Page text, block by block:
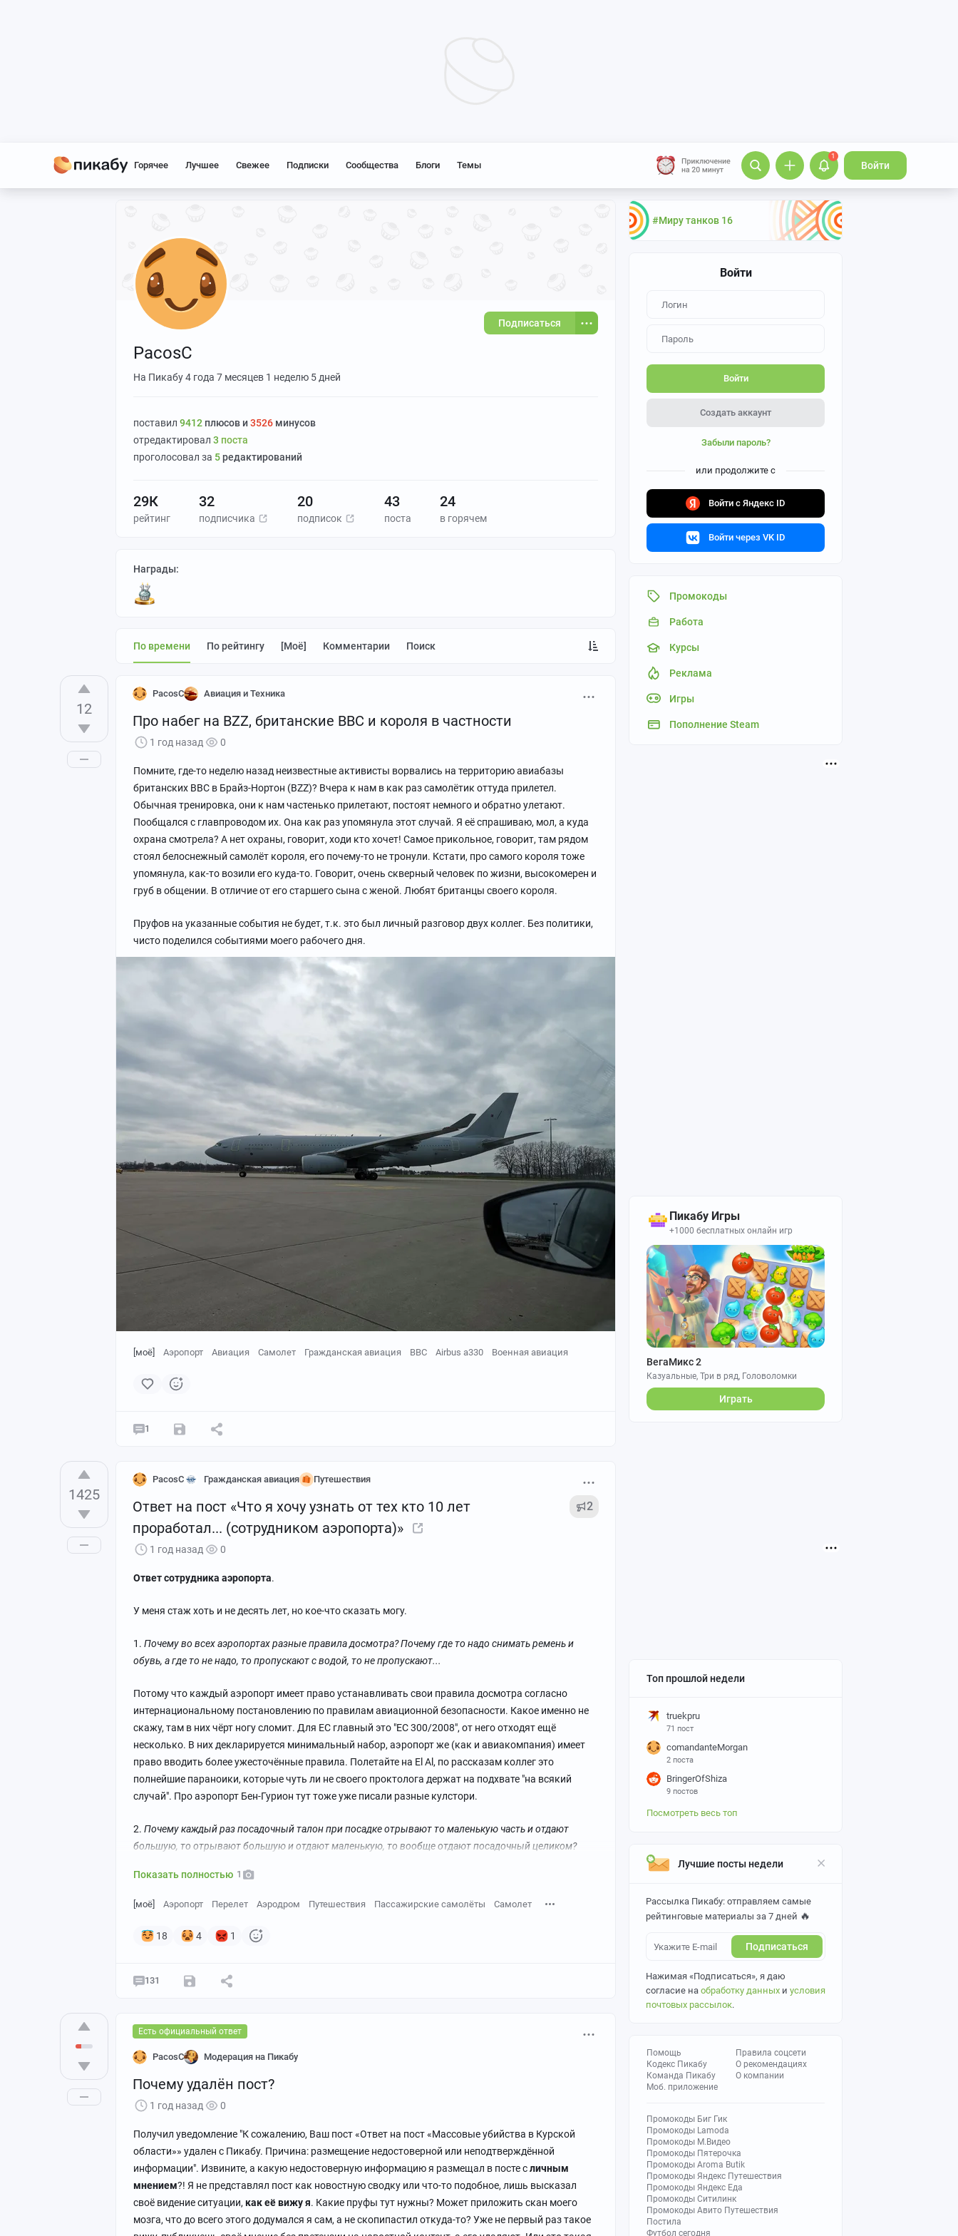
Горячее Лучшее Свежее Подписки Сообщества Блоги Темы
1
Войти
#Миру танков 16
Войти
Войти
Создать аккаунт
Забыли пароль?
или продолжите с
Войти с Яндекс ID
Войти через VK ID
Промокоды
Работа
Курсы
Реклама
Игры
Пополнение Steam
Пикабу Игры
+1000 бесплатных онлайн игр
ВегаМикс 2
Казуальные, Три в ряд, Головоломки
Играть
Топ прошлой недели
truekpru
71 пост
comandanteMorgan
2 поста
BringerOfShiza
9 постов
Посмотреть весь топ
Лучшие посты недели
Рассылка Пикабу: отправляем самые
рейтинговые материалы за 7 дней 🔥
Подписаться
Нажимая «Подписаться», я даю
согласие на обработку данных и условия
почтовых рассылок.
Помощь
Кодекс Пикабу
Команда Пикабу
Моб. приложение
Правила соцсети
О рекомендациях
О компании
Промокоды Биг Гик
Промокоды Lamoda
Промокоды М.Видео
Промокоды Пятерочка
Промокоды Aroma Butik
Промокоды Яндекс Путешествия
Промокоды Яндекс Еда
Промокоды Ситилинк
Промокоды Авито Путешествия
Постила
Футбол сегодня
PacosC
Подписаться
На Пикабу4 года 7 месяцев 1 неделю 5 дней
поставил 9412 плюсов и3526 минусов
отредактировал 3 поста
проголосовал за 5редактирований
29К
рейтинг
32
подписчика
20
подписок
43
поста
24
в горячем
Награды:
По времени По рейтингу [моё] Комментарии Поиск
12
PacosC Авиация и Техника
Про набег на BZZ, британские ВВС и короля в частности
1 год назад 0
Помните, где-то неделю назад неизвестные активисты ворвались на территорию авиабазы
британских ВВС в Брайз-Нортон (BZZ)? Вчера к нам в как раз самолётик оттуда прилетел.
Обычная тренировка, они к нам частенько прилетают, постоят немного и обратно улетают.
Пообщался с главпроводом их. Она как раз упомянула этот случай. Я её спрашиваю, мол, а куда
охрана смотрела? А нет охраны, говорит, ходи кто хочет! Самое прикольное, говорит, там рядом
стоял белоснежный самолёт короля, его почему-то не тронули. Кстати, про самого короля тоже
упомянула, как-то возили его куда-то. Говорит, очень скверный человек по жизни, высокомерен и
груб в общении. В отличие от его старшего сына с женой. Любят британцы своего короля.
Пруфов на указанные события не будет, т.к. это был личный разговор двух коллег. Без политики,
чисто поделился событиями моего рабочего дня.
[моё] Аэропорт Авиация Самолет Гражданская авиация ВВС Airbus a330 Военная авиация
1
1425
PacosC Гражданская авиация Путешествия
Ответ на пост «Что я хочу узнать от тех кто 10 лет
проработал... (сотрудником аэропорта)»
2
1 год назад 0
Ответ сотрудника аэропорта.
У меня стаж хоть и не десять лет, но кое-что сказать могу.
1. Почему во всех аэропортах разные правила досмотра? Почему где то надо снимать ремень и
обувь, а где то не надо, то пропускают с водой, то не пропускают...
Потому что каждый аэропорт имеет право устанавливать свои правила досмотра согласно
интернациональному постановлению по правилам авиационной безопасности. Какое именно не
скажу, там в них чёрт ногу сломит. Для ЕС главный это "EC 300/2008", от него отходят ещё
несколько. В них декларируется минимальный набор, аэропорт же (как и авиакомпания) имеет
право вводить более ужесточённые правила. Полетайте на El Al, по рассказам коллег это
полнейшие параноики, которые чуть ли не своего проктолога держат на подхвате "на всякий
случай". Про аэропорт Бен-Гурион тут тоже уже писали разные кулстори.
2. Почему каждый раз посадочный талон при посадке отрывают то маленькую часть и отдают
большую, то отрывают большую и отдают маленькую, то вообще отдают посадочный целиком?
Показать полностью 1
[моё] Аэропорт Перелет Аэродром Путешествия Пассажирские самолёты Самолет
18 4 1
131
Есть официальный ответ
PacosC Модерация на Пикабу
Почему удалён пост?
1 год назад 0
Получил уведомление "К сожалению, Ваш пост «Ответ на пост «Массовые убийства в Курской
области»» удален с Пикабу. Причина: размещение недостоверной или неподтверждённой
информации". Извините, а какую недостоверную информацию я размещал в посте сличным
мнением?! Я не представлял пост как новостную сводку или что-то подобное, лишь высказал
своё видение ситуации, как её вижу я. Какие пруфы тут нужны? Может приложить скан моего
мозга, что до всего этого додумался я сам, а не скопипастил откуда-то? Уже не первый раз такое